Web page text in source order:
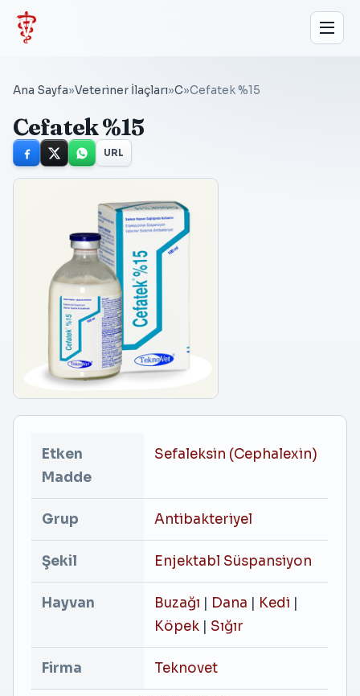
Ana Sayfa»Veteriner İlaçları»C»Cefatek %15
Cefatek %15
URL
Etken
Madde
Sefaleksin (Cephalexin)
Grup Antibakteriyel
Şekil Enjektabl Süspansiyon
Hayvan Buzağı | Dana | Kedi |
Köpek | Sığır
Firma Teknovet